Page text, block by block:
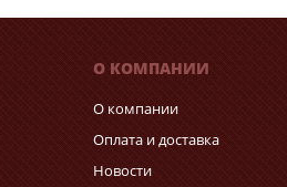
О КОМПАНИИ
О компании
Оплата и доставка
Новости